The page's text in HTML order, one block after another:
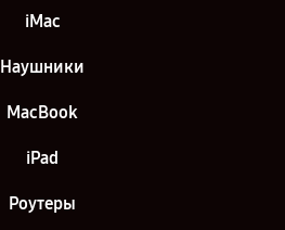
iMac
Наушники
MacBook
iPad
Роутеры